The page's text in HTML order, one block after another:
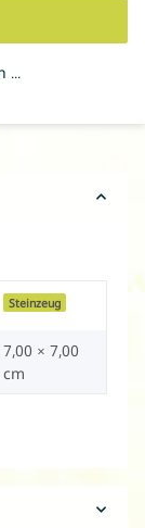
...
Steinzeug
7,00 × 7,00
cm